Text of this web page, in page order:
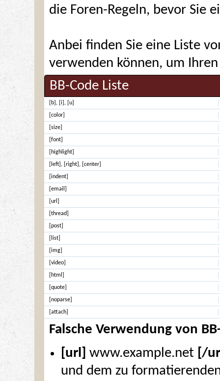
die Foren-Regeln, bevor Sie
Anbei finden Sie eine Liste
verwenden können, um
BB-Code Liste
[b] , [i] , [u]
[color]
[size]
[font]
[highlight]
[left] , [right] , [center]
[indent]
[email]
[url]
[thread]
[post]
[list]
[img]
[video]
[html]
[quote]
[noparse]
[attach]
Falsche Verwendung von
[url] www.example.net [/
und dem zu